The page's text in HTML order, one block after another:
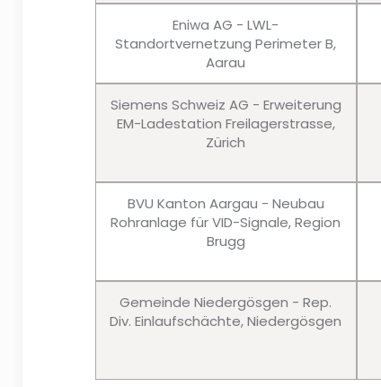
Eniwa AG - LWL-
Standortvernetzung Perimeter B,
Aarau
Siemens Schweiz AG - Erweiterung
EM-Ladestation Freilagerstrasse,
Zürich
BVU Kanton Aargau - Neubau
Rohranlage für VID-Signale, Region
Brugg
Gemeinde Niedergösgen - Rep.
Div. Einlaufschächte, Niedergösgen